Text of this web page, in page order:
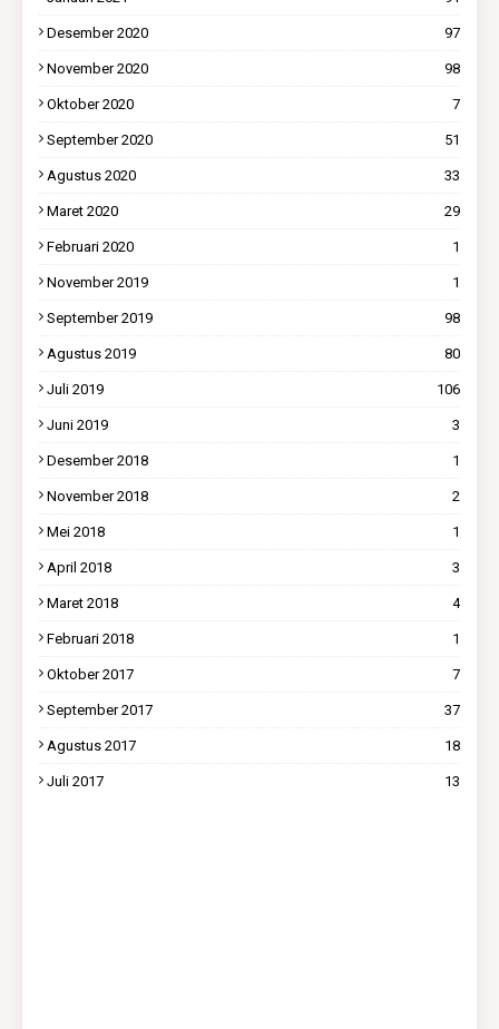
Desember 2020 97
November 2020 98
Oktober 2020 7
September 2020 51
Agustus 2020 33
Maret 2020 29
Februari 2020 1
November 2019 1
September 2019 98
Agustus 2019 80
Juli 2019 106
Juni 2019 3
Desember 2018 1
November 2018 2
Mei 2018 1
April 2018 3
Maret 2018 4
Februari 2018 1
Oktober 2017 7
September 2017 37
Agustus 2017 18
Juli 2017 13